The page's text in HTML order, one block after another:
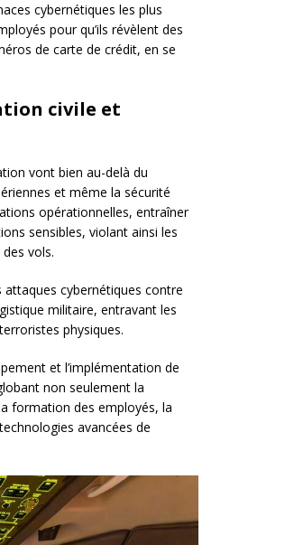
cybernétiques les plus
pour qu’ils révèlent des
de carte de crédit, en se
civile et
vont bien au-delà du
et même la sécurité
opérationnelles, entraîner
sensibles, violant ainsi les
vols.
attaques cybernétiques contre
militaire, entravant les
physiques.
et l’implémentation de
non seulement la
formation des employés, la
avancées de